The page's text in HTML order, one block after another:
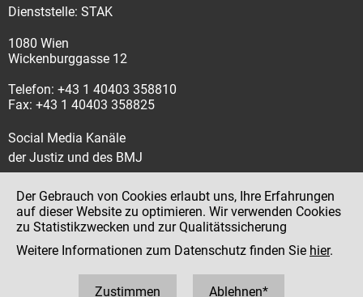
Dienststelle: STAK
1080 Wien
Wickenburggasse 12
Telefon: +43 1 40403 358810
Fax: +43 1 40403 358825
Social Media Kanäle
der Justiz und des BMJ
Impressum
Datenschutz
Der Gebrauch von Cookies erlaubt uns, Ihre Erfahrungen
auf dieser Website zu optimieren. Wir verwenden Cookies
zu Statistikzwecken und zur Qualitätssicherung
Weitere Informationen zum Datenschutz finden Sie hier.
Zustimmen Ablehnen*